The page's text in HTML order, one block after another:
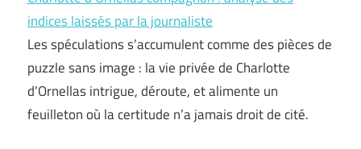
indices laissés par la journaliste
Les spéculations s’accumulent comme des pièces de
puzzle sans image : la vie privée de Charlotte
d’Ornellas intrigue, déroute, et alimente un
feuilleton où la certitude n’a jamais droit de cité.